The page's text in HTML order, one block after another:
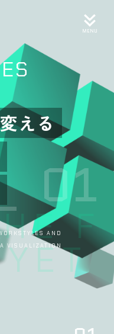
MENU
>> N
はたらく人
りの人を
しあわせに